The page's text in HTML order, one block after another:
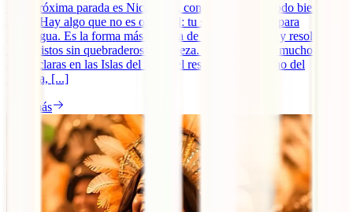
Si tu próxima parada es Nicaragua, conviene llevarlo todo bien
atado. Hay algo que no es opcional: tu seguro de viaje para
Nicaragua. Es la forma más sencilla de viajar tranquilo y resolver
imprevistos sin quebraderos de cabeza. El país da para mucho:
aguas claras en las Islas del Maíz, el resplandor nocturno del
Masaya, [...]
Leer más